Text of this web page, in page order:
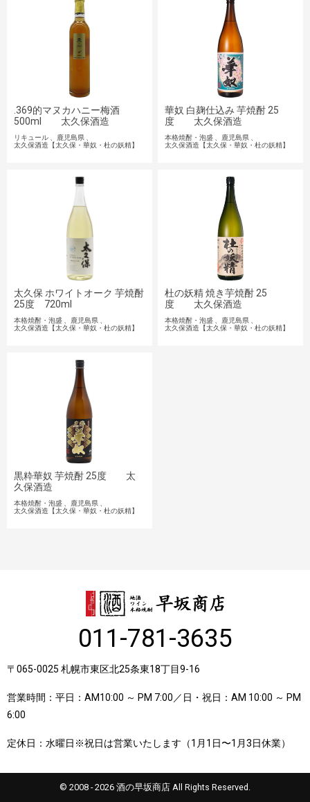
.369的マヌカハニー梅酒
500ml 太久保酒造
リキュール
鹿児島県
太久保酒造【太久保・華奴・杜の妖精】
華奴 白麹仕込み 芋焼酎 25
度 太久保酒造
本格焼酎・泡盛
鹿児島県
太久保酒造【太久保・華奴・杜の妖精】
太久保 ホワイトオーク 芋焼酎
25度 720ml
本格焼酎・泡盛
鹿児島県
太久保酒造【太久保・華奴・杜の妖精】
杜の妖精 焼き芋焼酎 25
度 太久保酒造
本格焼酎・泡盛
鹿児島県
太久保酒造【太久保・華奴・杜の妖精】
黒粋華奴 芋焼酎 25度 太
久保酒造
本格焼酎・泡盛
鹿児島県
太久保酒造【太久保・華奴・杜の妖精】
011-781-3635
〒065-0025 札幌市東区北25条東18丁目9-16
営業時間：平日：AM10:00 ～ PM 7:00／日・祝日：AM 10:00 ～ PM
6:00
定休日：水曜日※祝日は営業いたします（1月1日〜1月3日休業）
© 2008 - 2026 酒の早坂商店 All Rights Reserved.